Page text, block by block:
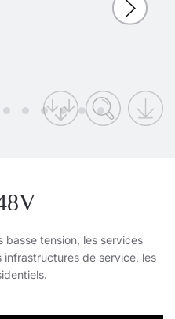
basse tension, les services
de service, les